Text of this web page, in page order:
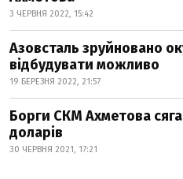
3 ЧЕРВНЯ 2022, 15:42
Азовсталь зруйновано
відбудувати можливо
19 БЕРЕЗНЯ 2022, 21:57
Борги СКМ Ахметова
доларів
30 ЧЕРВНЯ 2021, 17:21